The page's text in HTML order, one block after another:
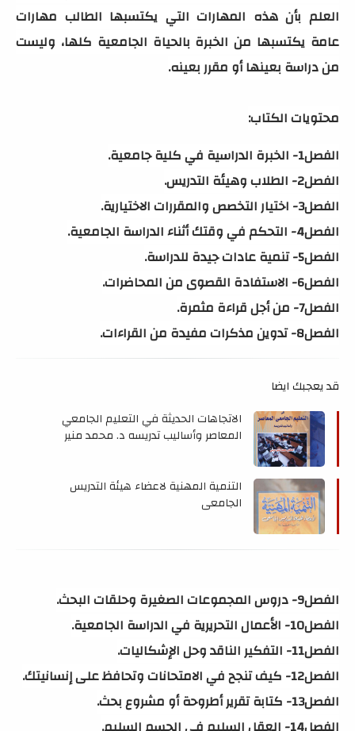
العلم بأن هذه المهارات التي يكتسبها الطالب مهارات
عامة يكتسبها من الخبرة بالحياة الجامعية كلها، وليست
من دراسة بعينها أو مقرر بعينه.
محتويات الكتاب:
الفصل1- الخبرة الدراسية في كلية جامعية.
الفصل2- الطلاب وهيئة التدريس.
الفصل3- اختيار التخصص والمقررات الاختيارية.
الفصل4- التحكم في وقتك أثناء الدراسة الجامعية.
الفصل5- تنمية عادات جيدة للدراسة.
الفصل6- الاستفادة القصوى من المحاضرات.
الفصل7- من أجل قراءة مثمرة.
الفصل8- تدوين مذكرات مفيدة من القراءات.
قد يعجبك ايضا
الاتجاهات الحديثة في التعليم الجامعي
المعاصر وأساليب تدريسه د. محمد منير
التنمية المهنية لاعضاء هيئة التدريس
الجامعي
الفصل9- دروس المجموعات الصغيرة وحلقات البحث.
الفصل10- الأعمال التحريرية في الدراسة الجامعية.
الفصل11- التفكير الناقد وحل الإشكاليات.
الفصل12- كيف تنجح في الامتحانات وتحافظ على إنسانيتك.
الفصل13- كتابة تقرير أطروحة أو مشروع بحث.